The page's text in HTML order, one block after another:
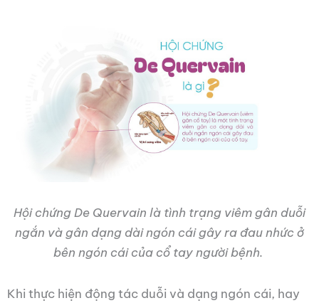
Hội chứng De Quervain là tình trạng viêm gân duỗi
ngắn và gân dạng dài ngón cái gây ra đau nhức ở
bên ngón cái của cổ tay người bệnh.
Khi thực hiện động tác duỗi và dạng ngón cái, hay